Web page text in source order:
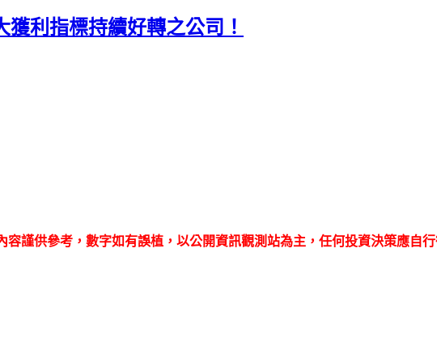
獲利指標持續好轉之公司！
容謹供參考，數字如有誤植，以公開資訊觀測站為主，任何投資決策應自